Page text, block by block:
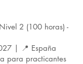
2 (100 horas) -
| 📍 España
para practicantes